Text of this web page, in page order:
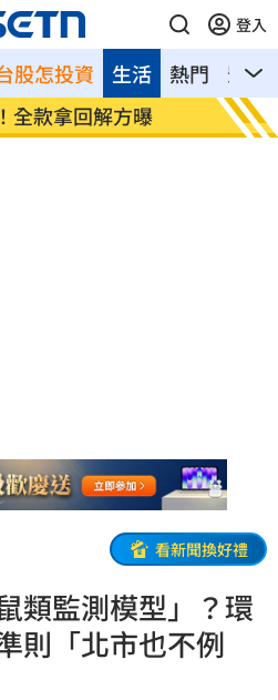
登入
股怎投資 熱門 影音
生活
全款拿回解方曝
稱龍
看新聞換好禮
類監測模型」？環
則「北市也不例